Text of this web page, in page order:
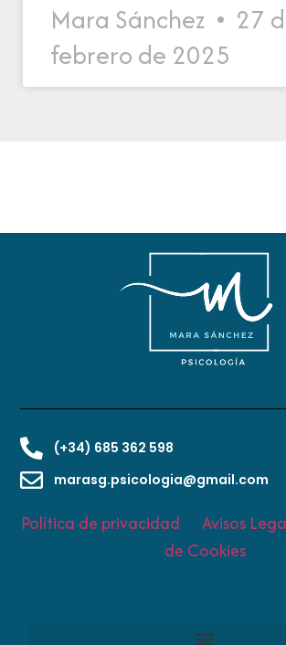
Mara Sánchez
27
febrero de 2025
(+34) 685 362 598
marasg.psicologia@gmail.com
Política de privacidad Avisos
de Cookies